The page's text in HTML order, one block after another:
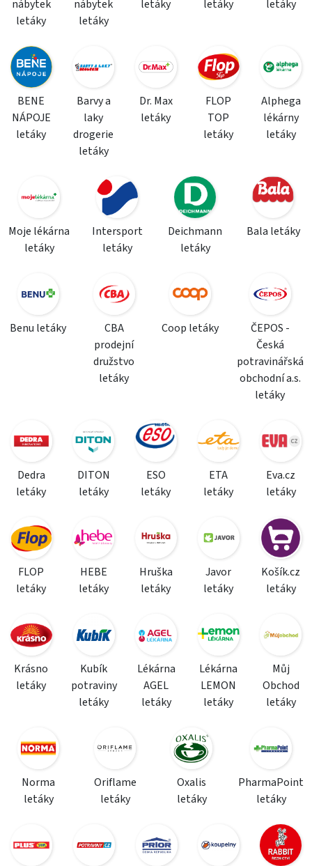
nábytek
letáky
nábytek
letáky
letáky letáky letáky
BENE
NÁPOJE
letáky
Barvy a
laky
drogerie
letáky
Dr. Max
letáky
FLOP
TOP
letáky
Alphega
lékárny
letáky
Moje lékárna
letáky
Intersport
letáky
Deichmann
letáky
Bala letáky
Benu letáky
CBA
prodejní
družstvo
letáky
Coop letáky
ČEPOS -
Česká
potravinářská
obchodní a.s.
letáky
Dedra
letáky
DITON
letáky
ESO
letáky
ETA
letáky
Eva.cz
letáky
FLOP
letáky
HEBE
letáky
Hruška
letáky
Javor
letáky
Košík.cz
letáky
Krásno
letáky
Kubík
potraviny
letáky
Lékárna
AGEL
letáky
Lékárna
LEMON
letáky
Můj
Obchod
letáky
Norma
letáky
Oriflame
letáky
Oxalis
letáky
PharmaPoint
letáky